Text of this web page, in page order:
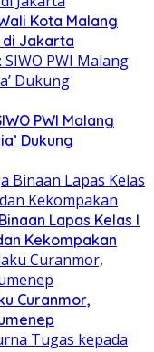
Kota Malang
di Jakarta
PWI Malang
Dukung
Lapas Kelas I
Kekompakan
Curanmor,